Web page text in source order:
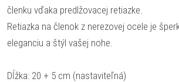
členku vďaka predlžovacej retiazke.
Retiazka na členok z nerezovej ocele je
eleganciu a štýl vašej nohe.
Dĺžka: 20 + 5 cm (nastaviteľná)